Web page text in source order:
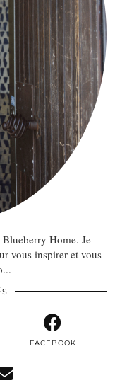
Home. Je
vous inspirer et vous
FACEBOOK